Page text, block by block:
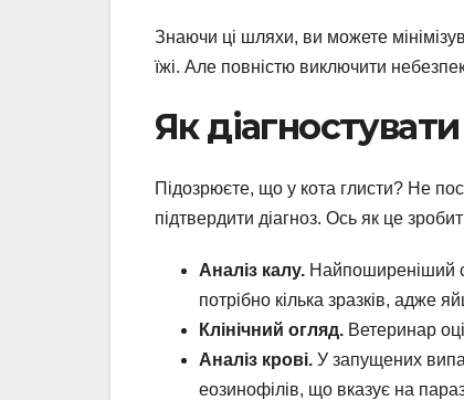
Знаючи ці шляхи, ви можете
їжі. Але повністю виключити
Як
Підозрюєте, що у кота глисти? Не
підтвердити діагноз. Ось як це
Аналіз калу. Найпоширеніший
потрібно кілька зразків, адже
Клінічний огляд. Ветеринар
Аналіз крові. У запущених
еозинофілів, що вказує на